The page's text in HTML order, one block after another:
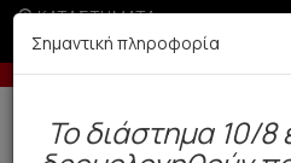
ΚΑΤΑΣΤΗΜΑΤΑ
-10% σε παραγγελίες άνω των 200€
Δωρεάν αποστολή άνω των 49€.
Σημαντική πληροφορία
To διάστημα 10/